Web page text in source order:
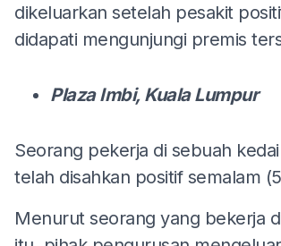
dikeluarkan setelah pesakit
didapati mengunjungi premis
Plaza Imbi, Kuala Lumpur
Seorang pekerja di sebuah
telah disahkan positif semalam
Menurut seorang yang bekerja